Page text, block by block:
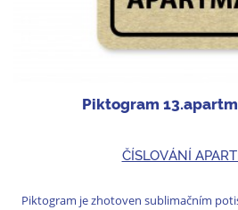
Piktogram
ČÍSLOVÁNÍ
Piktogram je zhotoven sublimačním